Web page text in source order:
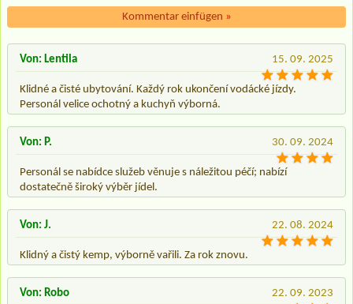
Kommentar einfügen »
15. 09. 2025
Von: Lentila
Klidné a čisté ubytování. Každý rok ukončení vodácké jízdy.
Personál velice ochotný a kuchyň výborná.
30. 09. 2024
Von: P.
Personál se nabídce služeb věnuje s náležitou péčí; nabízí
dostatečně široký výběr jídel.
22. 08. 2024
Von: J.
Klidný a čistý kemp, výborně vařili. Za rok znovu.
22. 09. 2023
Von: Robo